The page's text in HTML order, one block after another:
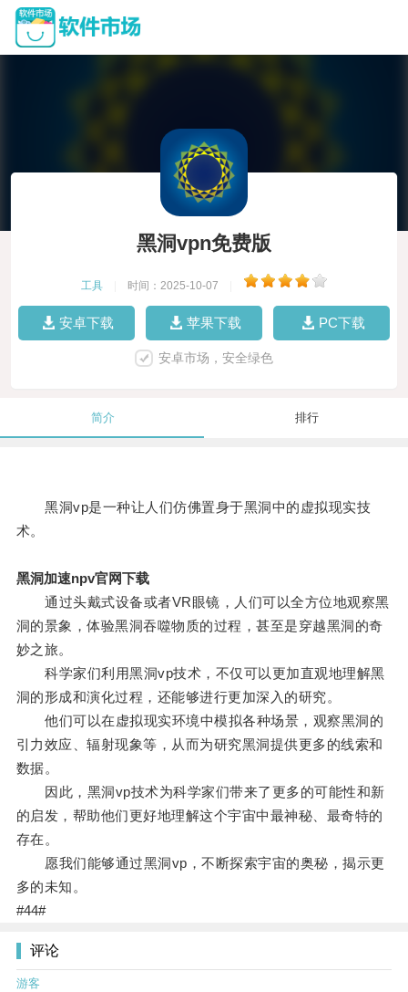
黑洞vpn免费版
工具 时间：2025-10-07
安卓下载 苹果下载 PC下载
安卓市场，安全绿色
简介 排行
黑洞vp是一种让人们仿佛置身于黑洞中的虚拟现实技
术。
黑洞加速npv官网下载
通过头戴式设备或者VR眼镜，人们可以全方位地观察黑
洞的景象，体验黑洞吞噬物质的过程，甚至是穿越黑洞的奇
妙之旅。
科学家们利用黑洞vp技术，不仅可以更加直观地理解黑
洞的形成和演化过程，还能够进行更加深入的研究。
他们可以在虚拟现实环境中模拟各种场景，观察黑洞的
引力效应、辐射现象等，从而为研究黑洞提供更多的线索和
数据。
因此，黑洞vp技术为科学家们带来了更多的可能性和新
的启发，帮助他们更好地理解这个宇宙中最神秘、最奇特的
存在。
愿我们能够通过黑洞vp，不断探索宇宙的奥秘，揭示更
多的未知。
#44#
评论
游客